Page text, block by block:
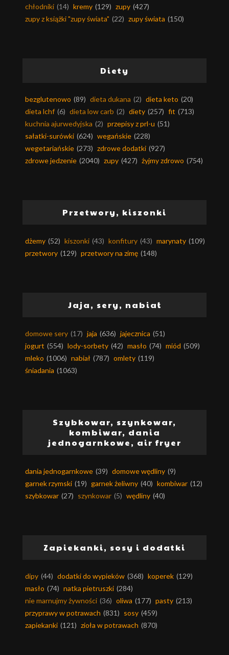
chłodniki (14) kremy (129) zupy (427)
zupy z książki "zupy świata" (22) zupy świata (150)
Diety
bezglutenowo (89) dieta dukana (2) dieta keto (20)
dieta lchf (6) dieta low carb (2) diety (257) fit (713)
kuchnia ajurwedyjska (2) przepisy z prl-u (51)
sałatki-surówki (624) wegańskie (228)
wegetariańskie (273) zdrowe dodatki (927)
zdrowe jedzenie (2040) zupy (427) żyjmy zdrowo (754)
Przetwory, kiszonki
dżemy (52) kiszonki (43) konfitury (43) marynaty (109)
przetwory (129) przetwory na zimę (148)
Jaja, sery, nabiał
domowe sery (17) jaja (636) jajecznica (51)
jogurt (554) lody-sorbety (42) masło (74) miód (509)
mleko (1006) nabiał (787) omlety (119)
śniadania (1063)
Szybkowar, szynkowar,
kombiwar, dania
jednogarnkowe, air fryer
dania jednogarnkowe (39) domowe wędliny (9)
garnek rzymski (19) garnek żeliwny (40) kombiwar (12)
szybkowar (27) szynkowar (5) wędliny (40)
Zapiekanki, sosy i dodatki
dipy (44) dodatki do wypieków (368) koperek (129)
masło (74) natka pietruszki (284)
nie marnujmy żywności (36) oliwa (177) pasty (213)
przyprawy w potrawach (831) sosy (459)
zapiekanki (121) zioła w potrawach (870)